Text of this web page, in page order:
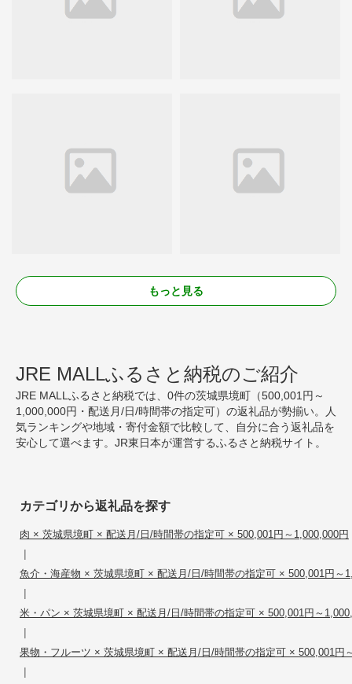
もっと見る
JRE MALLふるさと納税のご紹介
JRE MALLふるさと納税では、0件の茨城県境町（500,001円～
1,000,000円・配送月/日/時間帯の指定可）の返礼品が勢揃い。人
気ランキングや地域・寄付金額で比較して、自分に合う返礼品を
安心して選べます。JR東日本が運営するふるさと納税サイト。
カテゴリから返礼品を探す
肉 × 茨城県境町 × 配送月/日/時間帯の指定可 × 500,001円～1,000,000円
|
魚介・海産物 × 茨城県境町 × 配送月/日/時間帯の指定可 × 500,001円～
|
米・パン × 茨城県境町 × 配送月/日/時間帯の指定可 × 500,001円～
|
果物・フルーツ × 茨城県境町 × 配送月/日/時間帯の指定可 × 500,001円
|